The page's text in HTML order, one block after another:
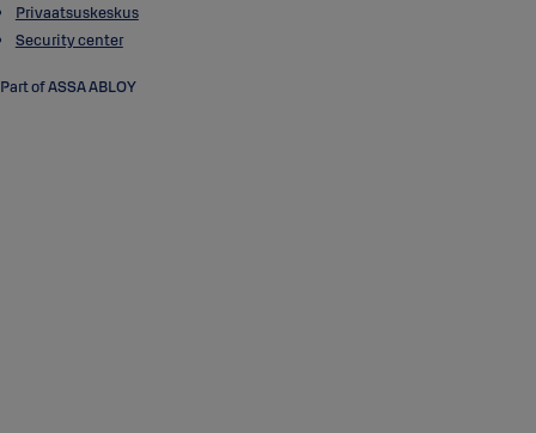
Privaatsuskeskus
Security center
Part of ASSA ABLOY